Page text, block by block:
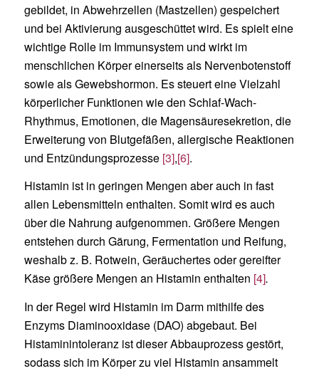
gebildet, in Abwehrzellen (Mastzellen) gespeichert
und bei Aktivierung ausgeschüttet wird. Es spielt eine
wichtige Rolle im Immunsystem und wirkt im
menschlichen Körper einerseits als Nervenbotenstoff
sowie als Gewebshormon. Es steuert eine Vielzahl
körperlicher Funktionen wie den Schlaf-Wach-
Rhythmus, Emotionen, die Magensäuresekretion, die
Erweiterung von Blutgefäßen, allergische Reaktionen
und Entzündungsprozesse [3],[6].
Histamin ist in geringen Mengen aber auch in fast
allen Lebensmitteln enthalten. Somit wird es auch
über die Nahrung aufgenommen. Größere Mengen
entstehen durch Gärung, Fermentation und Reifung,
weshalb z. B. Rotwein, Geräuchertes oder gereifter
Käse größere Mengen an Histamin enthalten [4].
In der Regel wird Histamin im Darm mithilfe des
Enzyms Diaminooxidase (DAO) abgebaut. Bei
Histaminintoleranz ist dieser Abbauprozess gestört,
sodass sich im Körper zu viel Histamin ansammelt